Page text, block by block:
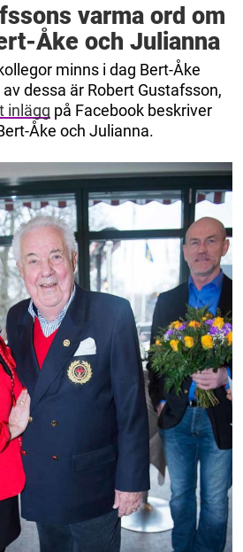
varma ord om
Åke och Julianna
minns i dag Bert-Åke
dessa är Robert Gustafsson,
inlägg på Facebook beskriver
Åke och Julianna.